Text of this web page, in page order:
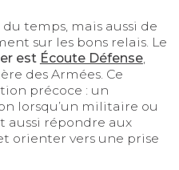
temps, mais aussi de
sur les bons relais. Le
est Écoute Défense,
des Armées. Ce
précoce : un
lorsqu’un militaire ou
aussi répondre aux
orienter vers une prise